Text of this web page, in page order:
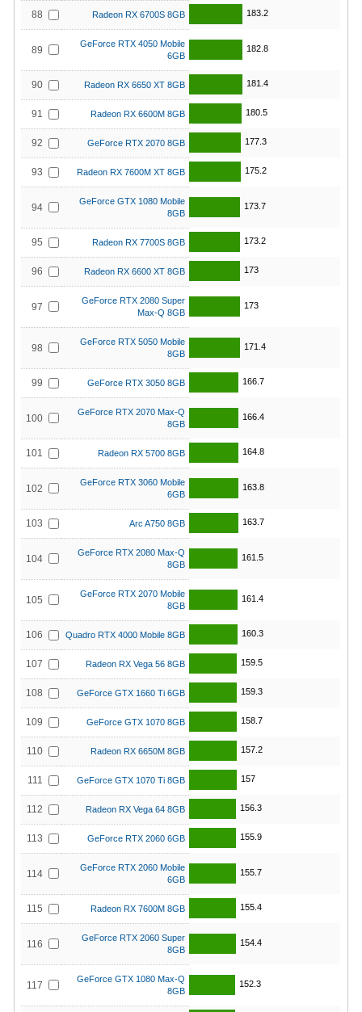
88 Radeon RX 6700S 8GB 183.2
89
GeForce RTX 4050 Mobile
6GB
182.8
90 Radeon RX 6650 XT 8GB 181.4
91 Radeon RX 6600M 8GB 180.5
92 GeForce RTX 2070 8GB 177.3
93 Radeon RX 7600M XT 8GB 175.2
94
GeForce GTX 1080 Mobile
8GB
173.7
95 Radeon RX 7700S 8GB 173.2
96 Radeon RX 6600 XT 8GB 173
97
GeForce RTX 2080 Super
Max-Q 8GB
173
98
GeForce RTX 5050 Mobile
8GB
171.4
99 GeForce RTX 3050 8GB 166.7
100
GeForce RTX 2070 Max-Q
8GB
166.4
101 Radeon RX 5700 8GB 164.8
102
GeForce RTX 3060 Mobile
6GB
163.8
103 Arc A750 8GB 163.7
104
GeForce RTX 2080 Max-Q
8GB
161.5
105
GeForce RTX 2070 Mobile
8GB
161.4
106 Quadro RTX 4000 Mobile 8GB 160.3
107 Radeon RX Vega 56 8GB 159.5
108 GeForce GTX 1660 Ti 6GB 159.3
109 GeForce GTX 1070 8GB 158.7
110 Radeon RX 6650M 8GB 157.2
111 GeForce GTX 1070 Ti 8GB 157
112 Radeon RX Vega 64 8GB 156.3
113 GeForce RTX 2060 6GB 155.9
114
GeForce RTX 2060 Mobile
6GB
155.7
115 Radeon RX 7600M 8GB 155.4
116
GeForce RTX 2060 Super
8GB
154.4
117
GeForce GTX 1080 Max-Q
8GB
152.3